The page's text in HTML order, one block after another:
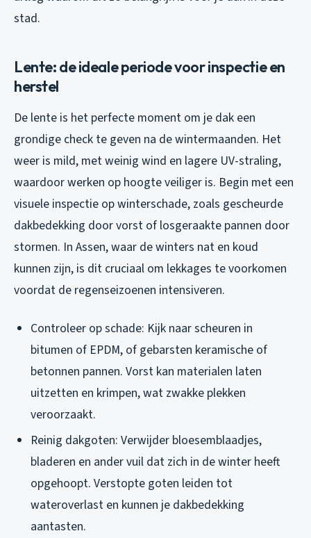
stad.
Lente: de ideale periode voor inspectie en
herstel
De lente is het perfecte moment om je dak een
grondige check te geven na de wintermaanden. Het
weer is mild, met weinig wind en lagere UV-straling,
waardoor werken op hoogte veiliger is. Begin met een
visuele inspectie op winterschade, zoals gescheurde
dakbedekking door vorst of losgeraakte pannen door
stormen. In Assen, waar de winters nat en koud
kunnen zijn, is dit cruciaal om lekkages te voorkomen
voordat de regenseizoenen intensiveren.
Controleer op schade: Kijk naar scheuren in
bitumen of EPDM, of gebarsten keramische of
betonnen pannen. Vorst kan materialen laten
uitzetten en krimpen, wat zwakke plekken
veroorzaakt.
Reinig dakgoten: Verwijder bloesemblaadjes,
bladeren en ander vuil dat zich in de winter heeft
opgehoopt. Verstopte goten leiden tot
wateroverlast en kunnen je dakbedekking
aantasten.